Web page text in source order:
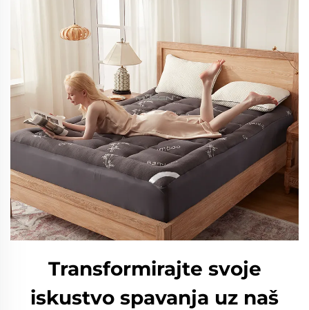
Transformirajte svoje
iskustvo spavanja uz naš